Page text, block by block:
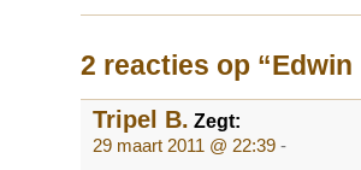
2 reacties op “Edwin
Tripel B. Zegt:
29 maart 2011 @ 22:39 -